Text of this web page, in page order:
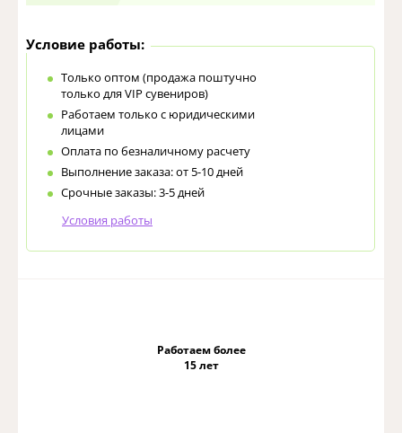
Условие работы:
Только оптом (продажа поштучно
только для VIP сувениров)
Работаем только с юридическими
лицами
Оплата по безналичному расчету
Выполнение заказа: от 5-10 дней
Срочные заказы: 3-5 дней
Условия работы
Работаем более
15 лет